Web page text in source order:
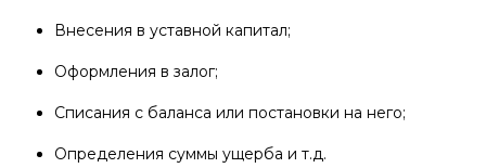
Внесения в уставной капитал;
Оформления в залог;
Списания с баланса или постановки на него;
Определения суммы ущерба и т.д.